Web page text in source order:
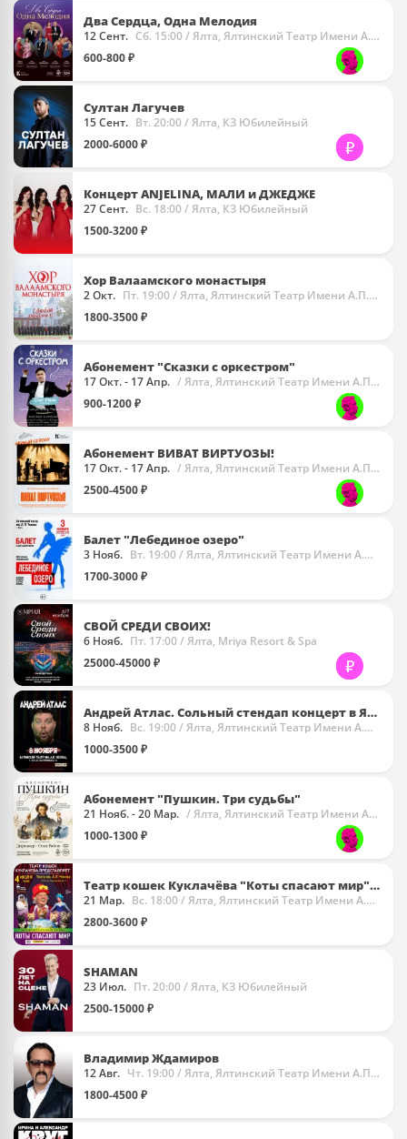
Два Сердца, Одна Мелодия
12 Сент. Сб. 15:00 / Ялта, Ялтинский Театр Имени А.П. Чехова
600-800 ₽
Султан Лагучев
15 Сент. Вт. 20:00 / Ялта, КЗ Юбилейный
2000-6000 ₽
Концерт ANJELINA, МАЛИ и ДЖЕДЖЕ
27 Сент. Вс. 18:00 / Ялта, КЗ Юбилейный
1500-3200 ₽
Хор Валаамского монастыря
2 Окт. Пт. 19:00 / Ялта, Ялтинский Театр Имени А.П. Чехова
1800-3500 ₽
Абонемент "Сказки с оркестром"
17 Окт. - 17 Апр. / Ялта, Ялтинский Театр Имени А.П. Чехова
900-1200 ₽
Абонемент ВИВАТ ВИРТУОЗЫ!
17 Окт. - 17 Апр. / Ялта, Ялтинский Театр Имени А.П. Чехова
2500-4500 ₽
Балет "Лебединое озеро"
3 Нояб. Вт. 19:00 / Ялта, Ялтинский Театр Имени А.П. Чехова
1700-3000 ₽
СВОЙ СРЕДИ СВОИХ!
6 Нояб. Пт. 17:00 / Ялта, Mriya Resort & Spa
25000-45000 ₽
Андрей Атлас. Сольный стендап концерт в Ялте
8 Нояб. Вс. 19:00 / Ялта, Ялтинский Театр Имени А.П. Чехова
1000-3500 ₽
Абонемент "Пушкин. Три судьбы"
21 Нояб. - 20 Мар. / Ялта, Ялтинский Театр Имени А.П. Чехова
1000-1300 ₽
Театр кошек Куклачёва "Коты спасают мир" (Ялта)
21 Мар. Вс. 18:00 / Ялта, Ялтинский Театр Имени А.П. Чехова
2800-3600 ₽
SHAMAN
23 Июл. Пт. 20:00 / Ялта, КЗ Юбилейный
2500-15000 ₽
Владимир Ждамиров
12 Авг. Чт. 19:00 / Ялта, Ялтинский Театр Имени А.П. Чехова
1800-4500 ₽